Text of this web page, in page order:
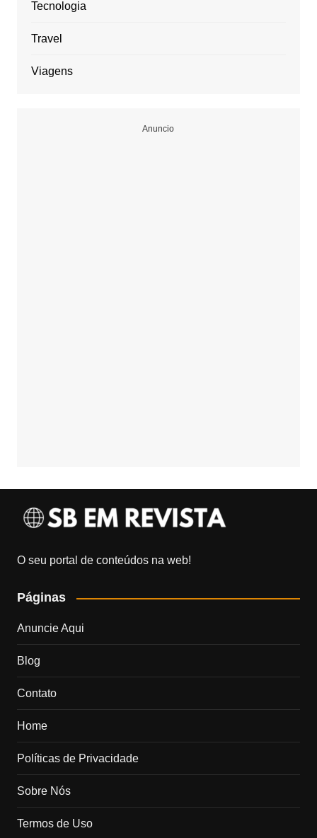
Tecnologia
Travel
Viagens
Anuncio
O seu portal de conteúdos na web!
Páginas
Anuncie Aqui
Blog
Contato
Home
Políticas de Privacidade
Sobre Nós
Termos de Uso